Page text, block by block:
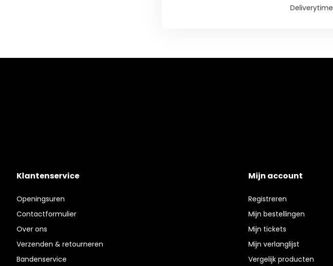
Deliverytime
Klantenservice
Openingsuren
Contactformulier
Over ons
Verzenden & retourneren
Bandenservice
Mijn account
Registreren
Mijn bestellingen
Mijn tickets
Mijn verlanglijst
Vergelijk producten